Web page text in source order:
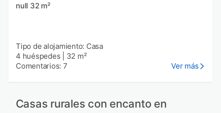
null 32 m²
Tipo de alojamiento: Casa
4 huéspedes
32 m²
Comentarios: 7
Ver más
Casas rurales con encanto en